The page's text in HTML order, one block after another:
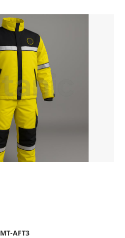
MT-AFT3